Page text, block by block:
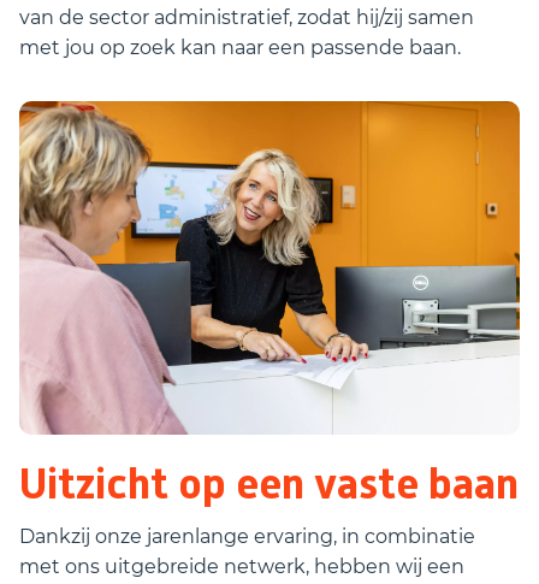
van de sector administratief, zodat hij/zij samen
met jou op zoek kan naar een passende baan.
Uitzicht op een vaste baan
Dankzij onze jarenlange ervaring, in combinatie
met ons uitgebreide netwerk, hebben wij een